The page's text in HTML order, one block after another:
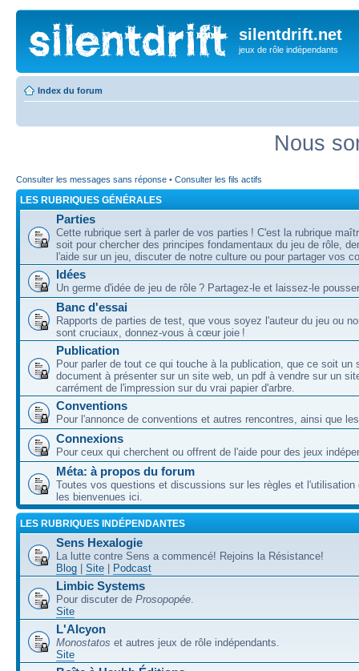
silentdrift.net
jeux de rôle indépendants
Index du forum
Nous
Consulter les messages sans réponse • Consulter les fils actifs
LES RUBRIQUES GÉNÉRALES
Parties
Cette rubrique sert à parler de vos parties ! C'est la rubrique
soit pour chercher des principes fondamentaux du jeu de rôle,
l'aide sur un jeu, discuter de notre culture ou pour partager vos
Idées
Un germe d'idée de jeu de rôle ? Partagez-le et laissez-le
Banc d'essai
Rapports de parties de test, que vous soyez l'auteur du jeu ou
sont cruciaux, donnez-vous à cœur joie !
Publication
Pour parler de tout ce qui touche à la publication, que ce soit un
document à présenter sur un site web, un pdf à vendre sur un
carrément de l'impression sur du vrai papier d'arbre.
Conventions
Pour l'annonce de conventions et autres rencontres, ainsi que
Connexions
Pour ceux qui cherchent ou offrent de l'aide pour des jeux
Méta: à propos du forum
Toutes vos questions et discussions sur les règles et l'utilisation
les bienvenues ici.
LES RUBRIQUES INDÉPENDANTES
Sens Hexalogie
La lutte contre Sens a commencé! Rejoins la Résistance!
Blog
Site Podcast
Limbic Systems
Pour discuter de Prosopopée.
Site
L'Alcyon
Monostatos et autres jeux de rôle indépendants.
Site